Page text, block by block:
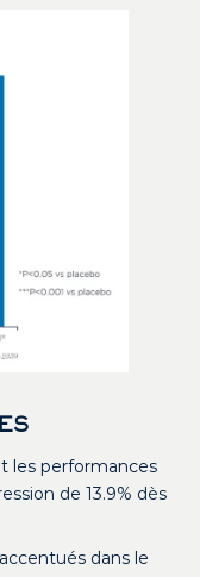
les performances
de 13.9% dès
dans le